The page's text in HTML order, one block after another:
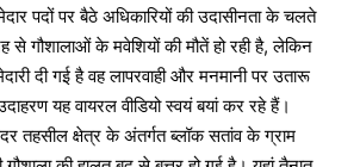
पदों पर बैठे अधिकारियों की उदासीनता के चलते
से गौशालाओं के मवेशियों की मौतें हो रही है, लेकिन
दी गई है वह लापरवाही और मनमानी पर उतारू
यह वायरल वीडियो स्वयं बयां कर रहे हैं।
तहसील क्षेत्र के अंतर्गत ब्लॉक सतांव के ग्राम